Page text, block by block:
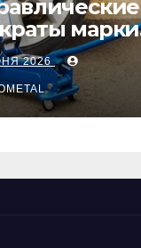
марки
и Avk-line
2026